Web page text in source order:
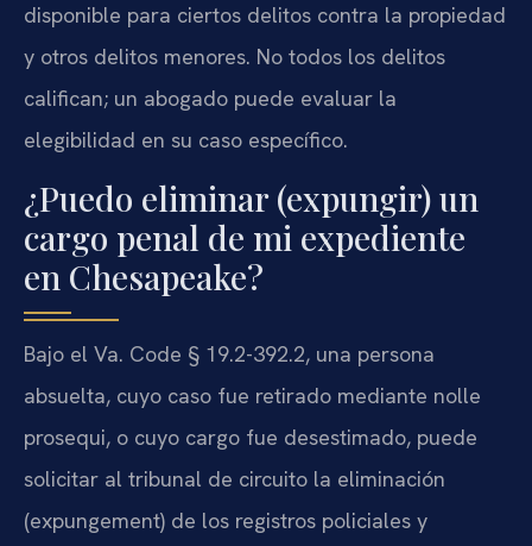
disponible para ciertos delitos contra la propiedad
y otros delitos menores. No todos los delitos
califican; un abogado puede evaluar la
elegibilidad en su caso específico.
¿Puedo eliminar (expungir) un
cargo penal de mi expediente
en Chesapeake?
Bajo el Va. Code § 19.2-392.2, una persona
absuelta, cuyo caso fue retirado mediante nolle
prosequi, o cuyo cargo fue desestimado, puede
solicitar al tribunal de circuito la eliminación
(expungement) de los registros policiales y